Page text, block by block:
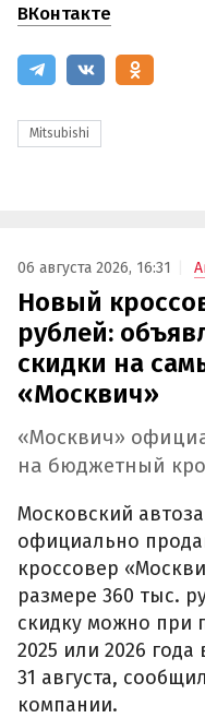
ВКонтакте
Mitsubishi
06 августа 2026, 16:31
Новый
рублей:
скидки на
«Москвич»
«Москвич»
на бюджетный
Московский
официально
кроссовер
размере 360 тыс.
скидку можно при
2025 или 2026
31 августа,
компании.